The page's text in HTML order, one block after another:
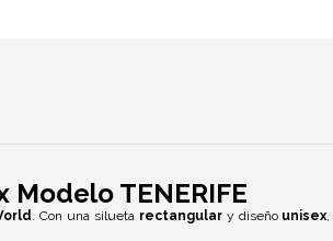
Modelo TENERIFE
. Con una silueta rectangulary diseño unisex